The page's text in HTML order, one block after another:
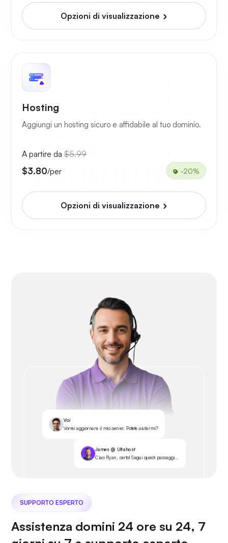
Opzioni di visualizzazione
Hosting
Aggiungi un hosting sicuro e affidabile al tuo dominio.
A partire da $5.99
$3.80/per -20%
Opzioni di visualizzazione
Voi
Vorrei aggiornare il mio server. Potete aiutarmi?
James @ Ultahost
Ciao Ryan, certo! Segui questi passaggi...
SUPPORTO ESPERTO
Assistenza domini 24 ore su 24, 7